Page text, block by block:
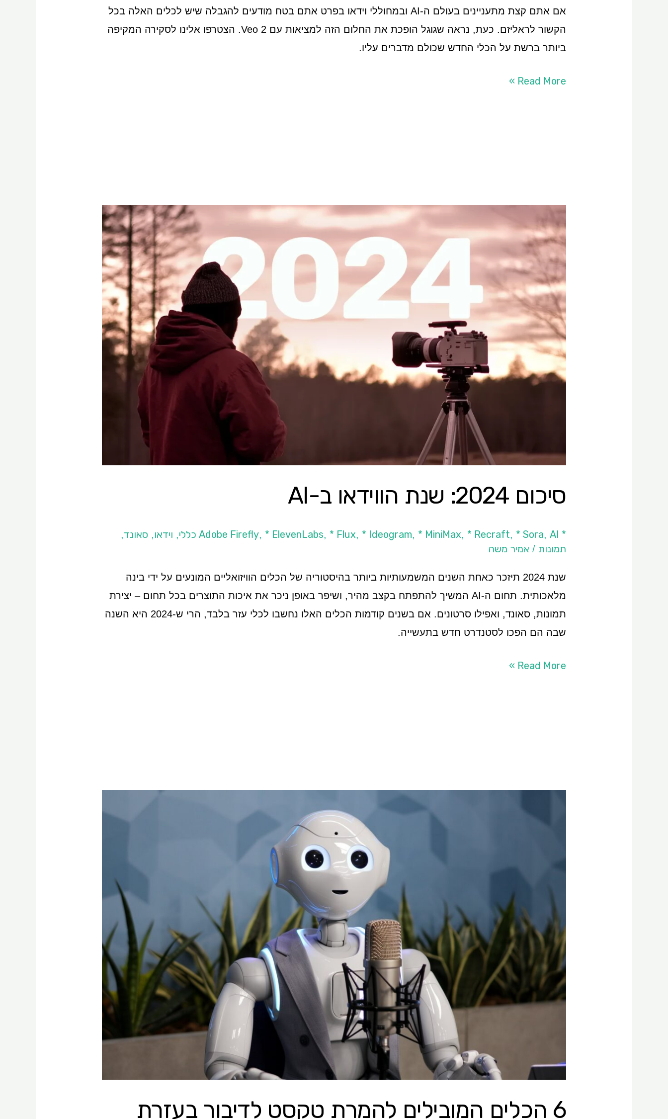
אם אתם קצת מתעניינים בעולם ה-AI ובמחוללי וידאו בפרט אתם בטח מודעים להגבלה שיש לכלים האלה בכל
הקשור לראליזם. כעת, נראה שגוגל הופכת את החלום הזה למציאות עם Veo 2. הצטרפו אלינו לסקירה המקיפה
ביותר ברשת על הכלי החדש שכולם מדברים עליו.
Read More »
סיכום 2024: שנת הווידאו ב-AI​
* Adobe Firefly
, * ElevenLabs, * Flux, * Ideogram, * MiniMax, * Recraft, * Sora, AI כללי , וידאו, סאונד,
תמונות / אמיר משה
שנת 2024 תיזכר כאחת השנים המשמעותיות ביותר בהיסטוריה של הכלים הוויזואליים המונעים על ידי בינה
מלאכותית. תחום ה-AI המשיך להתפתח בקצב מהיר, ושיפר באופן ניכר את איכות התוצרים בכל תחום – יצירת
תמונות, סאונד, ואפילו סרטונים. אם בשנים קודמות הכלים האלו נחשבו לכלי עזר בלבד, הרי ש-2024 היא השנה
שבה הם הפכו לסטנדרט חדש בתעשייה.
2024:
שנת
הווידאו
ב-
AI​
Read More »
6 הכלים המובילים להמרת טקסט לדיבור בעזרת
לדיבור
בעזרת
בינה
מלאכותית